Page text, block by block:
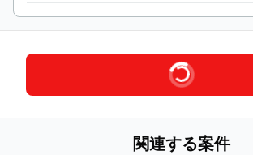
関連する案件